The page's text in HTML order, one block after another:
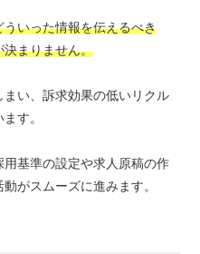
いった情報を伝えるべき
決まりません。
い、訴求効果の低いリクル
す。
基準の設定や求人原稿の作
がスムーズに進みます。